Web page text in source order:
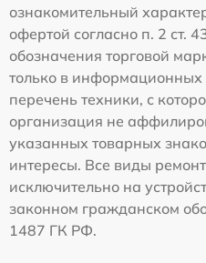
ознакомительный
офертой согласно п. 2 ст.
обозначения торговой
только в информационных
перечень техники, с
организация не
указанных товарных
интересы. Все виды
исключительно на
законном гражданском
1487 ГК РФ.